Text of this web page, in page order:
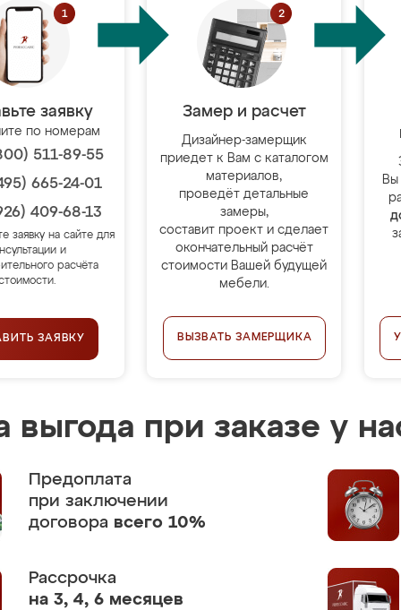
заявку
по номерам
511-89-55
665-24-01
409-68-13
заявку на сайте для
и
расчёта
ЗАЯВКУ
Замер и расчет
Дизайнер-замерщик
приедет к Вам с каталогом
материалов,
проведёт детальные
замеры,
составит проект и сделает
окончательный расчёт
стоимости Вашей будущей
мебели.
ВЫЗВАТЬ ЗАМЕРЩИКА
Вы
выгода при заказе у
Предоплата
при заключении
договора всего 10%
Рассрочка
на 3, 4, 6 месяцев